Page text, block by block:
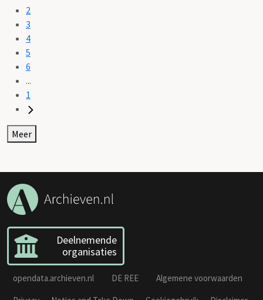
2
3
4
5
6
...
1
Meer
Deelnemende
organisaties
opendata.archieven.nl DE REE
Algemene voorwaarden